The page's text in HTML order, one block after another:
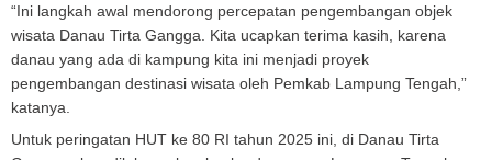
“Ini langkah awal mendorong percepatan pengembangan objek
wisata Danau Tirta Gangga. Kita ucapkan terima kasih, karena
danau yang ada di kampung kita ini menjadi proyek
pengembangan destinasi wisata oleh Pemkab Lampung Tengah,”
katanya.
Untuk peringatan HUT ke 80 RI tahun 2025 ini, di Danau Tirta